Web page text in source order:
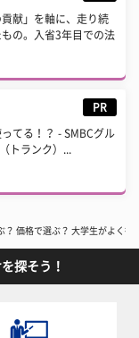
貢献」を軸に、走り続
の。入省3年目での法
PR
てる！？ - SMBCグル
トランク）...
？ 価格で選ぶ？ 大学生がよく行
探そう！